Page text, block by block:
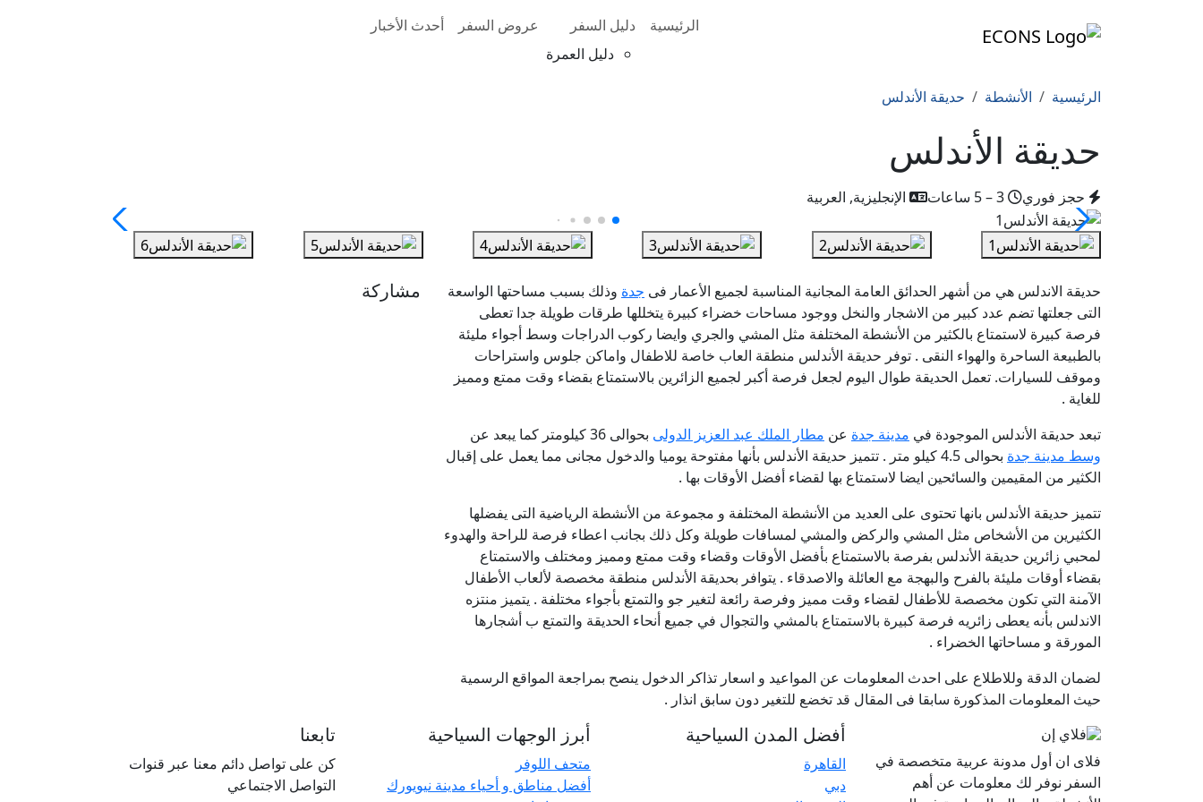
الرئيسية
دليل السفر
دليل العمرة
عروض السفر أحدث الأخبار
الرئيسية الأنشطة حديقة الأندلس
حديقة الأندلس
حجز فوري الإنجليزية, العربية
حديقة الاندلس هي من أشهر الحدائق العامة المجانية المناسبة لجميع الأعمار فى جدة وذلك بسبب مساحتها الواسعة
التى جعلتها تضم عدد كبير من الاشجار والنخل ووجود مساحات خضراء كبيرة يتخللها طرقات طويلة جدا تعطى
فرصة كبيرة لاستمتاع بالكثير من الأنشطة المختلفة مثل المشي والجري وايضا ركوب الدراجات وسط أجواء مليئة
بالطبيعة الساحرة والهواء النقى . توفر حديقة الأندلس منطقة العاب خاصة للاطفال واماكن جلوس واستراحات
وموقف للسيارات. تعمل الحديقة طوال اليوم لجعل فرصة أكبر لجميع الزائرين بالاستمتاع بقضاء وقت ممتع ومميز
للغاية .
تبعد حديقة الأندلس الموجودة في مدينة جدة عن مطار الملك عبد العزيز الدولى بحوالى 36 كيلومتر كما يبعد عن
وسط مدينة جدة
بحوالى 4.5 كيلو متر . تتميز حديقة الأندلس بأنها مفتوحة يوميا والدخول مجانى مما يعمل على إقبال
الكثير من المقيمين والسائحين ايضا لاستمتاع بها لقضاء أفضل الأوقات بها .
تتميز حديقة الأندلس بانها تحتوى على العديد من الأنشطة المختلفة و مجموعة من الأنشطة الرياضية التى يفضلها
الكثيرين من الأشخاص مثل المشي والركض والمشي لمسافات طويلة وكل ذلك بجانب اعطاء فرصة للراحة والهدوء
لمحبي زائرين حديقة الأندلس بفرصة بالاستمتاع بأفضل الأوقات وقضاء وقت ممتع ومميز ومختلف والاستمتاع
بقضاء أوقات مليئة بالفرح والبهجة مع العائلة والاصدقاء . يتوافر بحديقة الأندلس منطقة مخصصة لألعاب الأطفال
الآمنة التي تكون مخصصة للأطفال لقضاء وقت مميز وفرصة رائعة لتغير جو والتمتع بأجواء مختلفة . يتميز منتزه
الاندلس بأنه يعطى زائريه فرصة كبيرة بالاستمتاع بالمشي والتجوال في جميع أنحاء الحديقة والتمتع ب أشجارها
المورقة و مساحاتها الخضراء .
لضمان الدقة وللاطلاع على احدث المعلومات عن المواعيد و اسعار تذاكر الدخول ينصح بمراجعة المواقع الرسمية
حيث المعلومات المذكورة سابقا فى المقال قد تخضع للتغير دون سابق انذار .
مشاركة
فلاى ان أول مدونة عربية متخصصة في
السفر نوفر لك معلومات عن أهم
أفضل المدن السياحية
القاهرة
دبي
أبرز الوجهات السياحية
متحف اللوفر
أفضل مناطق و أحياء مدينة نيويورك
تابعنا
كن على تواصل دائم معنا عبر قنوات
التواصل الاجتماعي